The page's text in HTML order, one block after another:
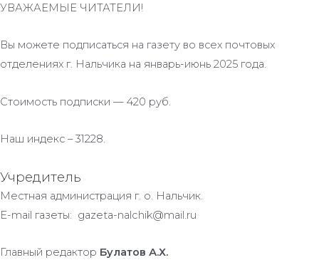
УВАЖАЕМЫЕ ЧИТАТЕЛИ!
Вы можете подписаться на газету во всех почтовых
отделениях г. Нальчика на январь-июнь 2025 года.
Стоимость подписки — 420 руб.
Наш индекс – 31228.
Учредитель
Местная администрация г. о. Нальчик.
E-mail газеты: gazeta-nalchik@mail.ru
Главный редактор Булатов А.Х.